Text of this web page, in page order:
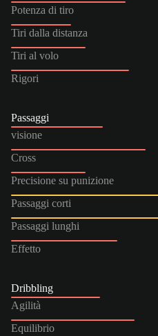
Potenza di tiro
Tiri dalla distanza
Tiri al volo
Rigori
Passaggi
visione
Cross
Precisione su punizione
Passaggi corti
Passaggi lunghi
Effetto
Dribbling
Agilità
Equilibrio